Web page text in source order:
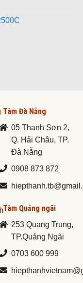
₫.
Tâm Đà Nẵng
05 Thanh Sơn 2,
Q. Hải Châu, TP.
Đà Nẵng
0908 873 872
Tâm Quảng ngãi
253 Quang Trung,
TP.Quảng Ngãi
0703 600 999